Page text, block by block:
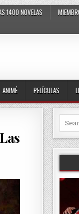
1400 NOVELAS
ANIMÉ PELÍCULAS